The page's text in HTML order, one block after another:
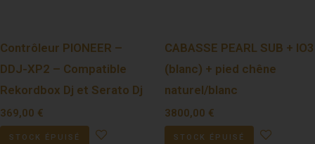
Contrôleur PIONEER –
DDJ-XP2 – Compatible
Rekordbox Dj et Serato Dj
369,00 €
STOCK ÉPUISÉ
CABASSE PEARL SUB + IO3
(blanc) + pied chêne
naturel/blanc
3800,00 €
STOCK ÉPUISÉ